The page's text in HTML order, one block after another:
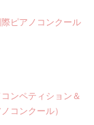
ピアノコンクール
ンペティション＆
コンクール）